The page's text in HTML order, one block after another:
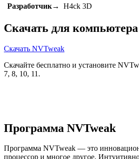
Разработчик→
H4ck 3D
Скачать для компьютера
Скачать NVTweak
Скачайте бесплатно и установите
7, 8, 10, 11.
Программа NVTweak
Программа NVTweak — это
процессор и многое другое.